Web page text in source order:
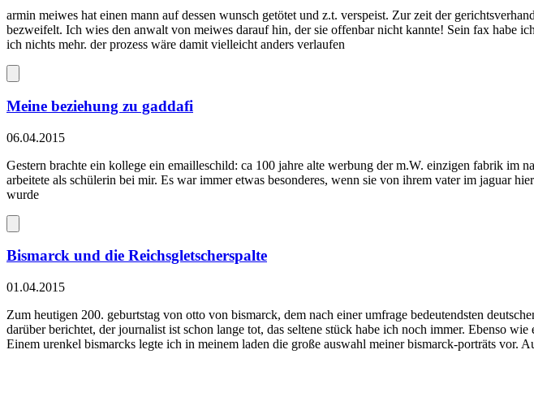
armin meiwes hat einen mann auf dessen wunsch getötet und z.t. verspeist. Zur zeit der
bezweifelt. Ich wies den anwalt von meiwes darauf hin, der sie offenbar nicht kannte! Sein fax habe
ich nichts mehr. der prozess wäre damit vielleicht anders verlaufen
Meine beziehung zu gaddafi
06.04.2015
Gestern brachte ein kollege ein emailleschild: ca 100 jahre alte werbung der m.W. einzigen fabrik im
arbeitete als schülerin bei mir. Es war immer etwas besonderes, wenn sie von ihrem vater im jaguar
wurde
Bismarck und die Reichsgletscherspalte
01.04.2015
Zum heutigen 200. geburtstag von otto von bismarck, dem nach einer umfrage bedeutendsten
darüber berichtet, der journalist ist schon lange tot, das seltene stück habe ich noch immer. Ebenso
Einem urenkel bismarcks legte ich in meinem laden die große auswahl meiner bismarck-porträts vor.